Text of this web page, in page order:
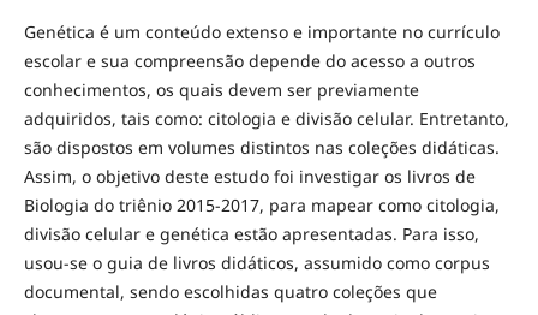
Genética é um conteúdo extenso e importante no currículo
escolar e sua compreensão depende do acesso a outros
conhecimentos, os quais devem ser previamente
adquiridos, tais como: citologia e divisão celular. Entretanto,
são dispostos em volumes distintos nas coleções didáticas.
Assim, o objetivo deste estudo foi investigar os livros de
Biologia do triênio 2015-2017, para mapear como citologia,
divisão celular e genética estão apresentadas. Para isso,
usou-se o guia de livros didáticos, assumido como corpus
documental, sendo escolhidas quatro coleções que